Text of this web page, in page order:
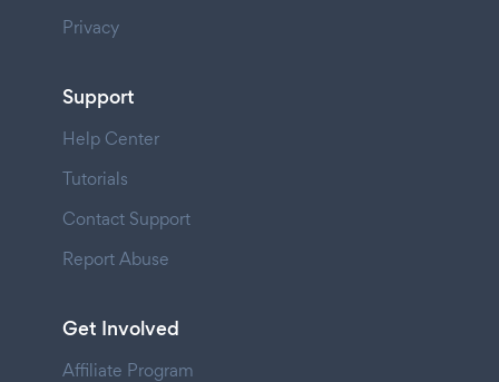
Privacy
Support
Help Center
Tutorials
Contact Support
Report Abuse
Get Involved
Affiliate Program